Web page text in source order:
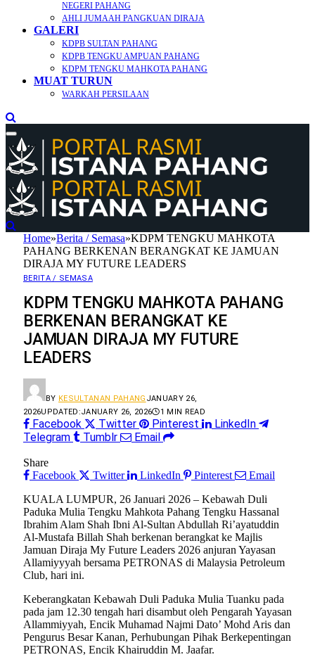
NEGERI PAHANG
AHLI JUMAAH PANGKUAN DIRAJA
GALERI
KDPB SULTAN PAHANG
KDPB TENGKU AMPUAN PAHANG
KDPM TENGKU MAHKOTA PAHANG
MUAT TURUN
WARKAH PERSILAAN
Home»Berita / Semasa»KDPM TENGKU MAHKOTA
PAHANG BERKENAN BERANGKAT KE JAMUAN
DIRAJA MY FUTURE LEADERS
BERITA / SEMASA
KDPM TENGKU MAHKOTA PAHANG
BERKENAN BERANGKAT KE
JAMUAN DIRAJA MY FUTURE
LEADERS
BY KESULTANAN PAHANG JANUARY 26,
2026UPDATED:JANUARY 26, 2026 1 MIN READ
Facebook Twitter Pinterest
LinkedIn
Telegram
Tumblr Email
Share
Facebook
Twitter LinkedIn Pinterest
Email
KUALA LUMPUR, 26 Januari 2026 – Kebawah Duli
Paduka Mulia Tengku Mahkota Pahang Tengku Hassanal
Ibrahim Alam Shah Ibni Al-Sultan Abdullah Ri’ayatuddin
Al-Mustafa Billah Shah berkenan berangkat ke Majlis
Jamuan Diraja My Future Leaders 2026 anjuran Yayasan
Allamiyyyah bersama PETRONAS di Malaysia Petroleum
Club, hari ini.
Keberangkatan Kebawah Duli Paduka Mulia Tuanku pada
pada jam 12.30 tengah hari disambut oleh Pengarah Yayasan
Allammiyyah, Encik Muhamad Najmi Dato’ Mohd Aris dan
Pengurus Besar Kanan, Perhubungan Pihak Berkepentingan
PETRONAS, Encik Khairuddin M. Jaafar.